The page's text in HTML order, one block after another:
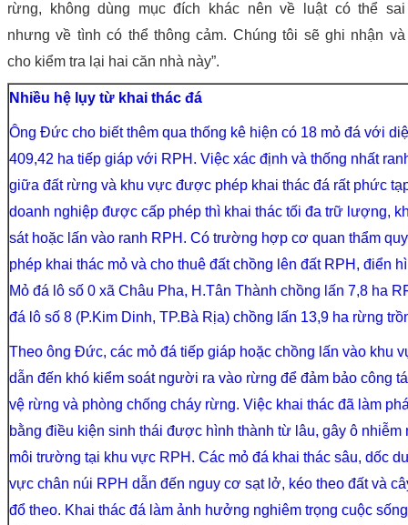
rừng, không dùng mục đích khác nên về luật có thể sai
nhưng về tình có thể thông cảm. Chúng tôi sẽ ghi nhận và
cho kiểm tra lại hai căn nhà này”.
Nhiều hệ lụy từ khai thác đá
Ông Đức cho biết thêm qua thống kê hiện có 18 mỏ đá với
409,42 ha tiếp giáp với RPH. Việc xác định và thống nhất
giữa đất rừng và khu vực được phép khai thác đá rất phức
doanh nghiệp được cấp phép thì khai thác tối đa trữ lượng,
sát hoặc lấn vào ranh RPH. Có trường hợp cơ quan thẩm
phép khai thác mỏ và cho thuê đất chồng lên đất RPH, điển
Mỏ đá lô số 0 xã Châu Pha, H.Tân Thành chồng lấn 7,8 ha
đá lô số 8 (P.Kim Dinh, TP.Bà Rịa) chồng lấn 13,9 ha rừng
Theo ông Đức, các mỏ đá tiếp giáp hoặc chồng lấn vào khu
dẫn đến khó kiểm soát người ra vào rừng để đảm bảo công
vệ rừng và phòng chống cháy rừng. Việc khai thác đã làm
bằng điều kiện sinh thái được hình thành từ lâu, gây ô nhiễm
môi trường tại khu vực RPH. Các mỏ đá khai thác sâu, dốc
vực chân núi RPH dẫn đến nguy cơ sạt lở, kéo theo đất và
đổ theo. Khai thác đá làm ảnh hưởng nghiêm trọng cuộc